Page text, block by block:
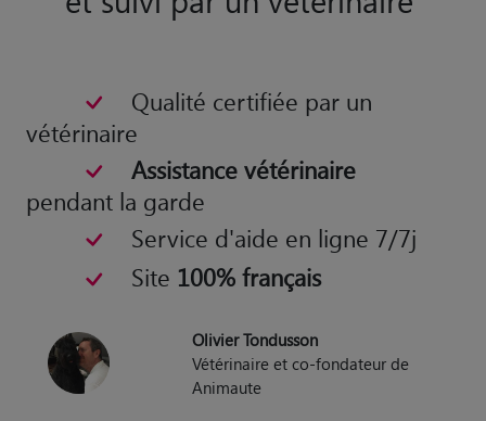
Qualité certifiée par un
vétérinaire
Assistance vétérinaire
pendant la garde
Service d'aide en ligne 7/7j
Site 100% français
Olivier Tondusson
Vétérinaire et co-fondateur de
Animaute